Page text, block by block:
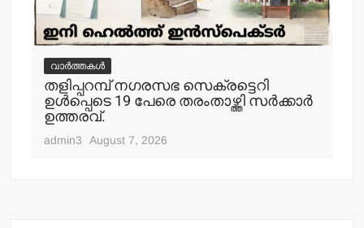
വാർത്തകൾ
തളിപ്പറമ്പ് നഗരസഭ സെക്രട്ടെറി
ഉള്‍പ്പെടെ 19 പേരെ തരംതാഴ്ത്തി സര്‍ക്കാര്‍
ഉത്തരവ്.
admin3 August 7, 2026